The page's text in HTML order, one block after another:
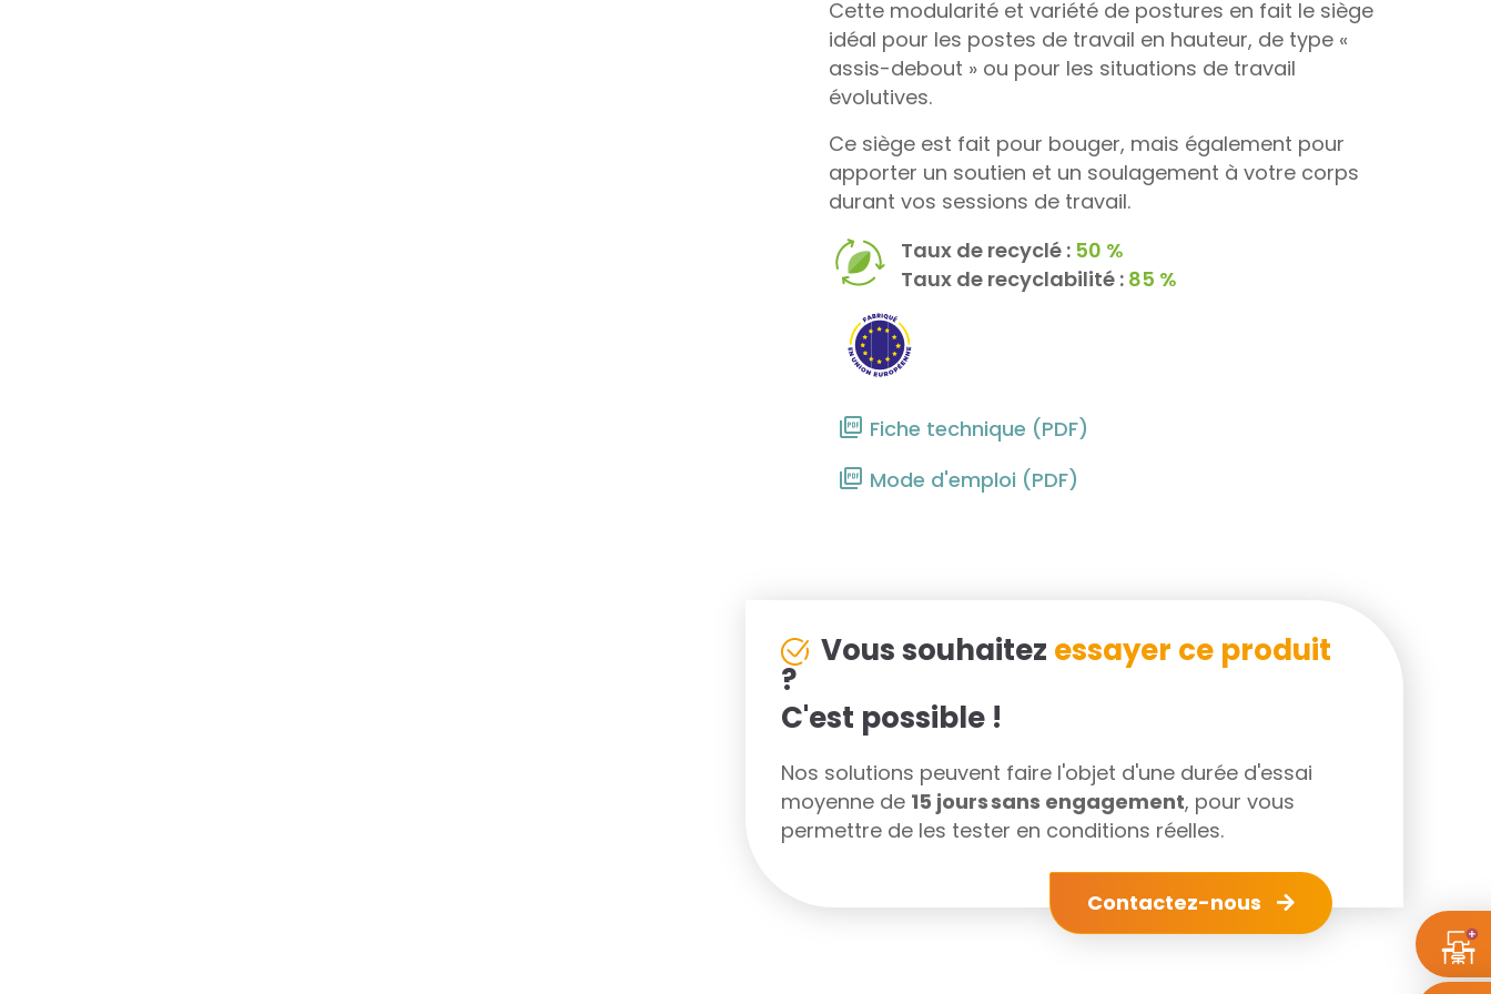
Cette modularité et variété de postures en fait le siège
idéal pour les postes de travail en hauteur, de type «
assis-debout » ou pour les situations de travail
évolutives.
Ce siège est fait pour bouger, mais également pour
apporter un soutien et un soulagement à votre corps
durant vos sessions de travail.
Taux de recyclé : 50 %
Taux de recyclabilité : 85 %
Fiche technique (PDF)
Mode d'emploi (PDF)
Vous souhaitez essayer ce produit
?
C'est possible !
Nos solutions peuvent faire l'objet d'une durée d'essai
moyenne de 15 jours sans engagement, pour vous
permettre de les tester en conditions réelles.
Contactez-nous